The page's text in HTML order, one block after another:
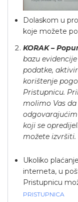
Dolaskom u
koje možete
KORAK –
bazu
podatke,
korištenje
Pristupnicu.
molimo Vas
koji se
možete izvršiti.
Ukoliko
interneta, u
Pristupnicu
PRISTUPNICA